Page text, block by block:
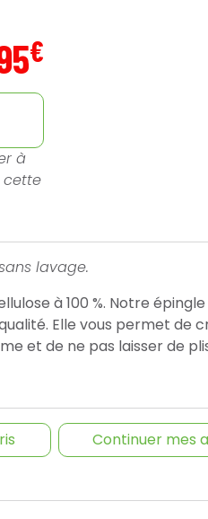
€
à
cette
lavage.
à 100 %. Notre
Elle vous permet de
et de ne pas laisser de
Continuer mes